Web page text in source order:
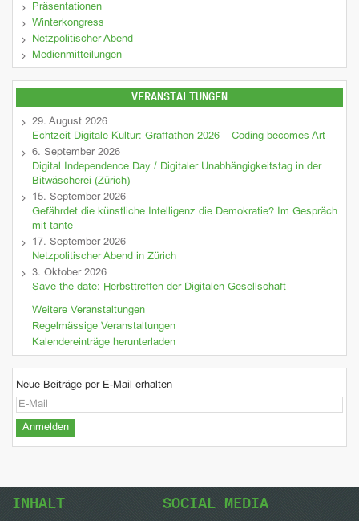
Präsentationen
Winterkongress
Netzpolitischer Abend
Medienmitteilungen
VERANSTALTUNGEN
29. August 2026
Echtzeit Digitale Kultur: Graffathon 2026 – Coding becomes Art
6. September 2026
Digital Independence Day / Digitaler Unabhängigkeitstag in der
Bitwäscherei (Zürich)
15. September 2026
Gefährdet die künstliche Intelligenz die Demokratie? Im Gespräch
mit tante
17. September 2026
Netzpolitischer Abend in Zürich
3. Oktober 2026
Save the date: Herbsttreffen der Digitalen Gesellschaft
Weitere Veranstaltungen
Regelmässige Veranstaltungen
Kalendereinträge herunterladen
Neue Beiträge per E-Mail erhalten
INHALT SOCIAL MEDIA